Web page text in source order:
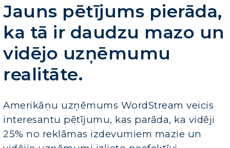
Jauns pētījums pierāda,
ka tā ir daudzu mazo un
vidējo uzņēmumu
realitāte.
Amerikāņu uzņēmums WordStream veicis
interesantu pētījumu, kas parāda, ka vidēji
25% no reklāmas izdevumiem mazie un